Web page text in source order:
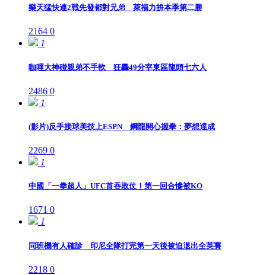
樂天猛快連2戰先發都對兄弟 萊福力拚本季第二勝
2164 0
1
咖哩大神碰親弟不手軟 狂轟49分宰東區龍頭七六人
2486 0
1
(影片)反手接球美技上ESPN 鋼龍開心握拳：夢想達成
2269 0
1
中國「一拳超人」UFC首吞敗仗！第一回合慘被KO
1671 0
1
同班機有人確診 印尼全隊打完第一天後被迫退出全英賽
2218 0